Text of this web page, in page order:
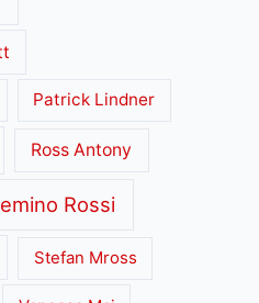
Patrick Lindner
Ross Antony
Rossi
Stefan Mross